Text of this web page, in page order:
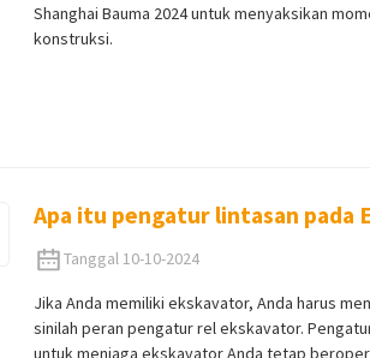
Shanghai Bauma 2024 untuk menyaksikan
konstruksi.
Apa itu pengatur lintasan pada
Tanggal 10-10-2024
Jika Anda memiliki ekskavator, Anda harus
sinilah peran pengatur rel ekskavator.
untuk menjaga ekskavator Anda tetap